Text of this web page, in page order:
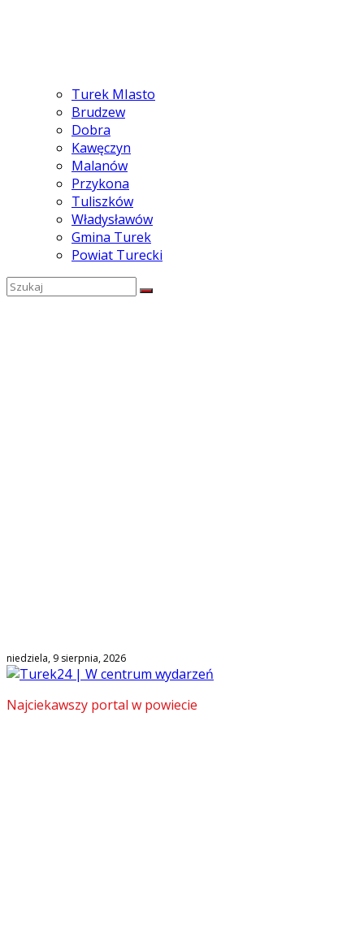
Turek MIasto
Brudzew
Dobra
Kawęczyn
Malanów
Przykona
Tuliszków
Władysławów
Gmina Turek
Powiat Turecki
niedziela, 9 sierpnia, 2026
Najciekawszy portal w powiecie